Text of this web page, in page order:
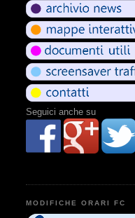
Seguici anche su
MODIFICHE ORARI FC